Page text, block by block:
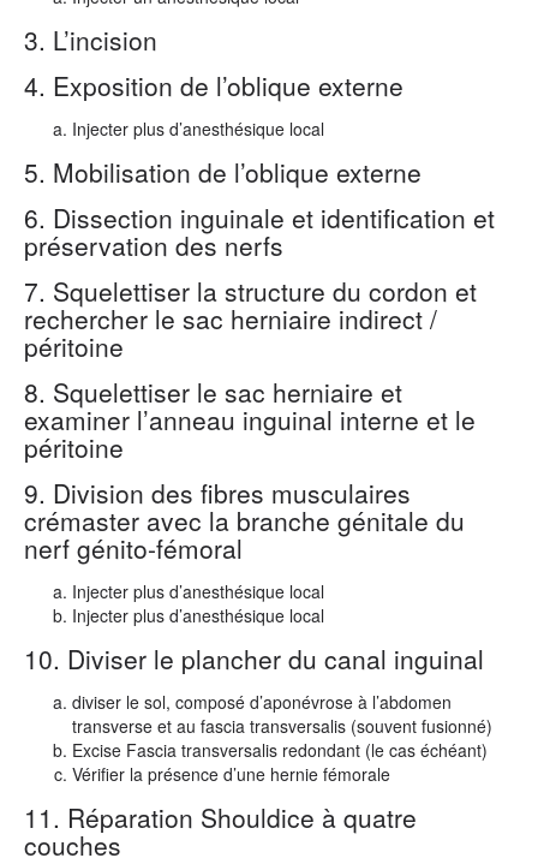
3. L’incision
4. Exposition de l’oblique externe
Injecter plus d’anesthésique local
5. Mobilisation de l’oblique externe
6. Dissection inguinale et identification et
préservation des nerfs
7. Squelettiser la structure du cordon et
rechercher le sac herniaire indirect /
péritoine
8. Squelettiser le sac herniaire et
examiner l’anneau inguinal interne et le
péritoine
9. Division des fibres musculaires
crémaster avec la branche génitale du
nerf génito-fémoral
Injecter plus d’anesthésique local
Injecter plus d’anesthésique local
10. Diviser le plancher du canal inguinal
diviser le sol, composé d’aponévrose à l’abdomen
transverse et au fascia transversalis (souvent fusionné)
Excise Fascia transversalis redondant (le cas échéant)
Vérifier la présence d’une hernie fémorale
11. Réparation Shouldice à quatre
couches